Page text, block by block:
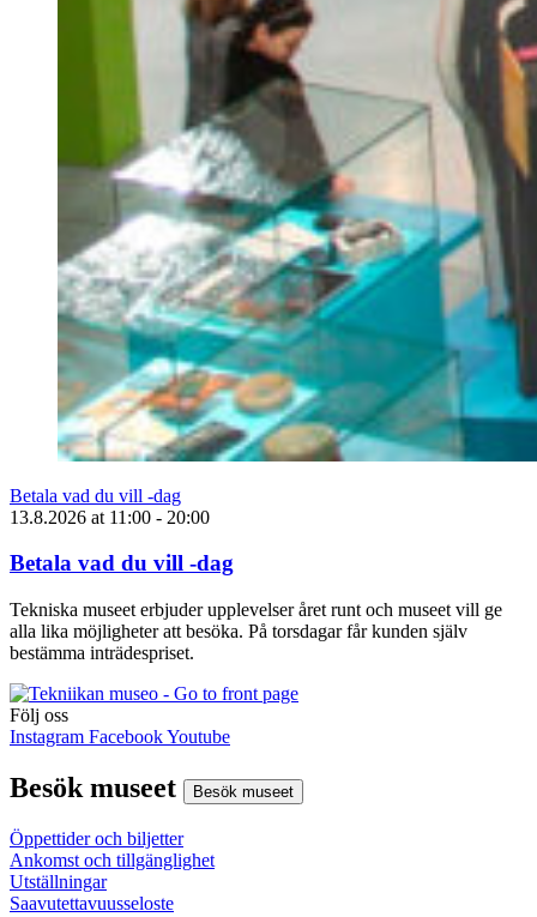
Betala vad du vill -dag
13.8.2026 at 11:00 - 20:00
Betala vad du vill -dag
Tekniska museet erbjuder upplevelser året runt och museet vill ge
alla lika möjligheter att besöka. På torsdagar får kunden själv
bestämma inträdespriset.
Följ oss
Instagram FacebookYoutube
Besök museet Besök museet
Öppettider och biljetter
Ankomst och tillgänglighet
Utställningar
Saavutettavuusseloste